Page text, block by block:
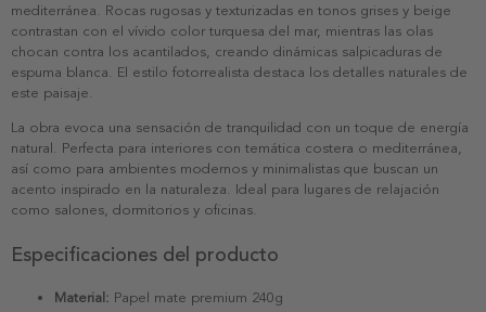
mediterránea. Rocas rugosas y texturizadas en tonos grises y beige
contrastan con el vívido color turquesa del mar, mientras las olas
chocan contra los acantilados, creando dinámicas salpicaduras de
espuma blanca. El estilo fotorrealista destaca los detalles naturales de
este paisaje.
La obra evoca una sensación de tranquilidad con un toque de energía
natural. Perfecta para interiores con temática costera o mediterránea,
así como para ambientes modernos y minimalistas que buscan un
acento inspirado en la naturaleza. Ideal para lugares de relajación
como salones, dormitorios y oficinas.
Especificaciones del producto
Material: Papel mate premium 240g